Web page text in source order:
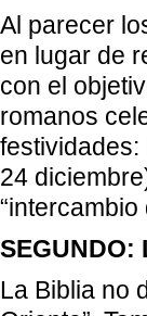
Al parecer
en lugar de
con el
romanos
festividades:
24
“intercambio
SEGUNDO:
La Biblia no